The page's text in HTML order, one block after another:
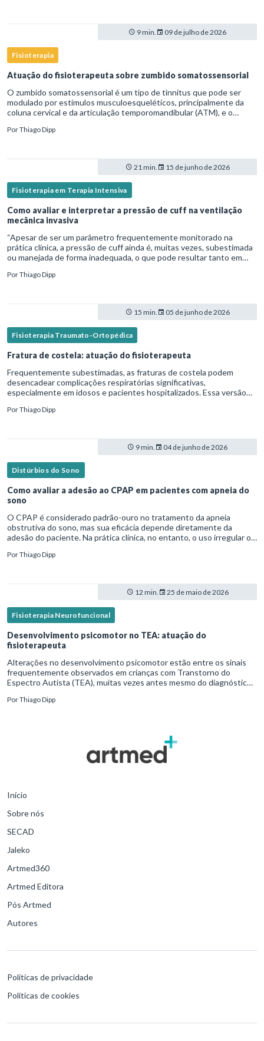
9 min. 09 de julho de 2026
Fisioterapia
Atuação do fisioterapeuta sobre zumbido somatossensorial
O zumbido somatossensorial é um tipo de tinnitus que pode ser
modulado por estímulos musculoesqueléticos, principalmente da
coluna cervical e da articulação temporomandibular (ATM), e o
PorThiago Dipp
21 min. 15 de junho de 2026
Fisioterapia em Terapia Intensiva
Como avaliar e interpretar a pressão de cuff na ventilação
mecânica invasiva
“Apesar de ser um parâmetro frequentemente monitorado na
prática clínica, a pressão de cuff ainda é, muitas vezes, subestimada
ou manejada de forma inadequada, o que pode resultar tanto em
PorThiago Dipp
15 min. 05 de junho de 2026
Fisioterapia Traumato-Ortopédica
Fratura de costela: atuação do fisioterapeuta
Frequentemente subestimadas, as fraturas de costela podem
desencadear complicações respiratórias significativas,
especialmente em idosos e pacientes hospitalizados. Essa versão
cená
PorThiago Dipp
9 min. 04 de junho de 2026
Distúrbios do Sono
Como avaliar a adesão ao CPAP em pacientes com apneia do
sono
O CPAP é considerado padrão-ouro no tratamento da apneia
obstrutiva do sono, mas sua eficácia depende diretamente da
adesão do paciente. Na prática clínica, no entanto, o uso irregular ou
PorThiago Dipp
12 min. 25 de maio de 2026
Fisioterapia Neurofuncional
Desenvolvimento psicomotor no TEA: atuação do
fisioterapeuta
Alterações no desenvolvimento psicomotor estão entre os sinais
frequentemente observados em crianças com Transtorno do
Espectro Autista (TEA), muitas vezes antes mesmo do diagnóstico
PorThiago Dipp
Início
Sobre nós
SECAD
Jaleko
Artmed360
Artmed Editora
Pós Artmed
Autores
Políticas de privacidade
Políticas de cookies